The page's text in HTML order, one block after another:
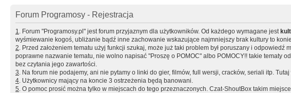
Forum Programosy - Rejestracja
1. Forum "Programosy.pl" jest forum przyjaznym dla użytkowników. Od każdego wymagane jest
wyśmiewanie kogoś, ubliżanie bądź inne zachowanie wskazujące najmniejszy brak kultury to
2. Przed założeniem tematu użyj funkcji szukaj, może już taki problem był poruszany i
poprawne nazwanie tematu, nie wolno napisać "Proszę o POMOC" albo POMOCY!! takie tematy
bez czytania jego zawartości.
3. Na forum nie podajemy, ani nie pytamy o linki do gier, filmów, full wersji, cracków, seriali itp.
4. Użytkownicy mający na koncie 3 ostrzeżenia będą banowani.
5. O pomoc prosić można tylko w miejscach do tego przeznaczonych. Czat-ShoutBox takim